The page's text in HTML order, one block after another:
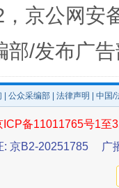
一纸欠
京公网安
部/发布广
公众采编部 法律声明 | 中国
ICP备11011765号1至
: 京B2-20251785
广